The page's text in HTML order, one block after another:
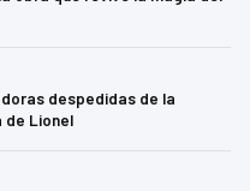
despedidas de la
de Lionel